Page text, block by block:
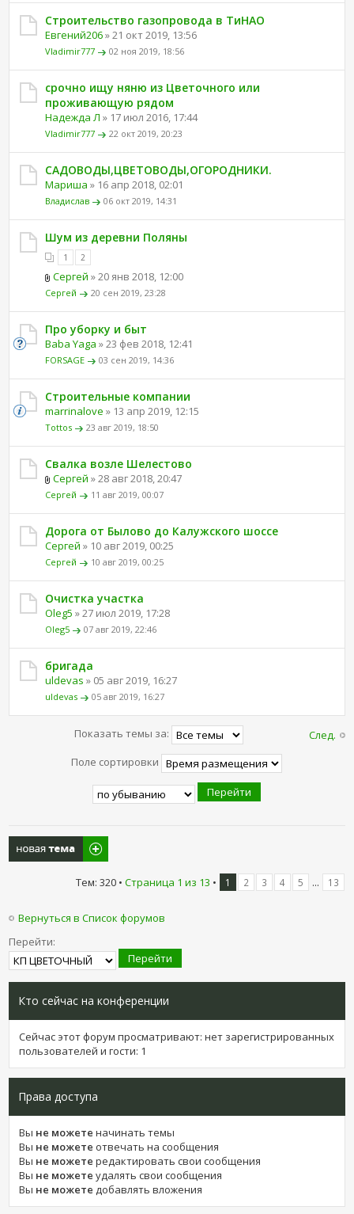
Строительство газопровода в ТиНАО
Евгений206» 21 окт 2019, 13:56
Vladimir777 02 ноя 2019, 18:56
срочно ищу няню из Цветочного или
проживающую рядом
Надежда Л » 17 июл 2016, 17:44
Vladimir777 22 окт 2019, 20:23
САДОВОДЫ,ЦВЕТОВОДЫ,ОГОРОДНИКИ.
Мариша » 16 апр 2018, 02:01
Владислав 06 окт 2019, 14:31
Шум из деревни Поляны
1 2
Сергей » 20 янв 2018, 12:00
Сергей 20 сен 2019, 23:28
Про уборку и быт
Baba Yaga » 23 фев 2018, 12:41
FORSAGE 03 сен 2019, 14:36
Строительные компании
marrinalove » 13 апр 2019, 12:15
Tottos 23 авг 2019, 18:50
Свалка возле Шелестово
Сергей » 28 авг 2018, 20:47
Сергей 11 авг 2019, 00:07
Дорога от Былово до Калужского шоссе
Сергей » 10 авг 2019, 00:25
Сергей 10 авг 2019, 00:25
Очистка участка
Oleg5 » 27 июл 2019, 17:28
Oleg5 07 авг 2019, 22:46
бригада
uldevas » 05 авг 2019, 16:27
uldevas 05 авг 2019, 16:27
След.
Показать темы за:
Поле сортировки
Новая тема
Тем: 320 • Страница 1 из 13 • 1 2 3 4 5 ... 13
Вернуться в Список форумов
Перейти:
Кто сейчас на конференции
Сейчас этот форум просматривают: нет зарегистрированных
пользователей и гости: 1
Права доступа
Вы не можете начинать темы
Вы не можете отвечать на сообщения
Вы не можете редактировать свои сообщения
Вы не можете удалять свои сообщения
Вы не можете добавлять вложения